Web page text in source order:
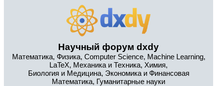
Научный форум dxdy
Математика, Физика, Computer Science, Machine Learning,
LaTeX, Механика и Техника, Химия,
Биология и Медицина, Экономика и Финансовая
Математика, Гуманитарные науки